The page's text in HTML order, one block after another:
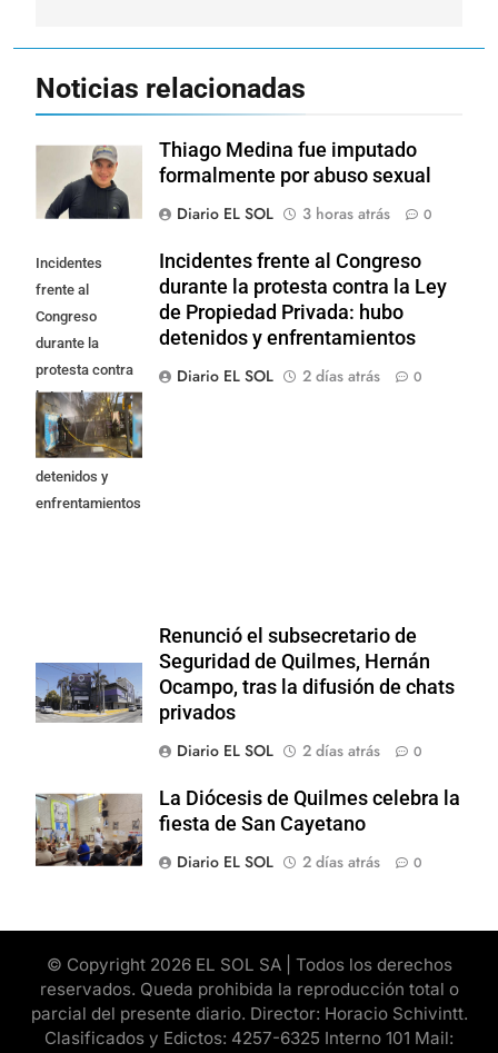
Noticias relacionadas
Thiago Medina fue imputado
formalmente por abuso sexual
Diario EL SOL
3 horas atrás 0
Incidentes
frente al
Congreso
durante la
protesta contra
la Ley de
Propiedad
Privada: hubo
detenidos y
enfrentamientos
Incidentes frente al Congreso
durante la protesta contra la Ley
de Propiedad Privada: hubo
detenidos y enfrentamientos
Diario EL SOL
2 días atrás 0
Renunció el subsecretario de
Seguridad de Quilmes, Hernán
Ocampo, tras la difusión de chats
privados
Diario EL SOL
2 días atrás 0
La Diócesis de Quilmes celebra la
fiesta de San Cayetano
Diario EL SOL
2 días atrás 0
© Copyright 2026 EL SOL SA | Todos los derechos
reservados. Queda prohibida la reproducción total o
parcial del presente diario. Director: Horacio Schivintt.
Clasificados y Edictos: 4257-6325 Interno 101 Mail: